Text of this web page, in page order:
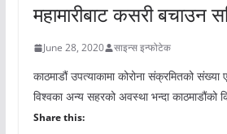
महामारीबाट कसरी बचाउन
June 28, 2020 साइन्स इन्फोटेक
काठमाडौं उपत्याकामा कोरोना संक्रमितको
विश्वका अन्य सहरको अवस्था भन्दा
Share this: